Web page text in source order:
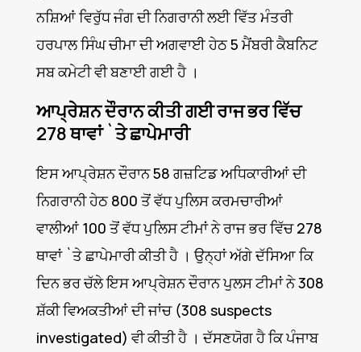
ਨਸ਼ਿਆਂ ਵਿਰੁੱਧ ਜੰਗ ਦੀ ਨਿਗਰਾਨੀ ਲਈ ਵਿੱਤ ਮੰਤਰੀ
ਹਰਪਾਲ ਸਿੰਘ ਚੀਮਾ ਦੀ ਅਗਵਾਈ ਹੇਠ 5 ਮੈਂਬਰੀ ਕੈਬਨਿਟ
ਸਬ ਕਮੇਟੀ ਵੀ ਬਣਾਈ ਗਈ ਹੈ ।
ਆਪ੍ਰੇਸ਼ਨ ਦੌਰਾਨ ਕੀਤੀ ਗਈ ਰਾਜ ਭਰ ਵਿੱਚ
278 ਥਾਵਾਂ `ਤੇ ਛਾਪੇਮਾਰੀ
ਇਸ ਆਪ੍ਰੇਸ਼ਨ ਦੌਰਾਨ 58 ਗਜ਼ਟਿਡ ਅਧਿਕਾਰੀਆਂ ਦੀ
ਨਿਗਰਾਨੀ ਹੇਠ 800 ਤੋਂ ਵੱਧ ਪੁਲਿਸ ਕਰਮਚਾਰੀਆਂ
ਵਾਲੀਆਂ 100 ਤੋਂ ਵੱਧ ਪੁਲਿਸ ਟੀਮਾਂ ਨੇ ਰਾਜ ਭਰ ਵਿੱਚ 278
ਥਾਵਾਂ `ਤੇ ਛਾਪੇਮਾਰੀ ਕੀਤੀ ਹੈ । ਉਨ੍ਹਾਂ ਅੱਗੇ ਦੱਸਿਆ ਕਿ
ਦਿਨ ਭਰ ਚੱਲੇ ਇਸ ਆਪ੍ਰੇਸ਼ਨ ਦੌਰਾਨ ਪੁਲਸ ਟੀਮਾਂ ਨੇ 308
ਸ਼ੱਕੀ ਵਿਅਕਤੀਆਂ ਦੀ ਜਾਂਚ (308 suspects
investigated) ਵੀ ਕੀਤੀ ਹੈ । ਦੱਸਣਯੋਗ ਹੈ ਕਿ ਪੰਜਾਬ